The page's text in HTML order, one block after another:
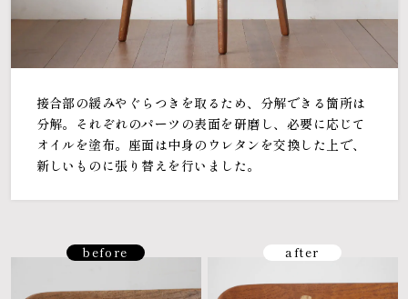
接合部の緩みやぐらつきを取るため、分解できる箇所は
分解。それぞれのパーツの表面を研磨し、必要に応じて
オイルを塗布。座面は中身のウレタンを交換した上で、
新しいものに張り替えを行いました。
before after